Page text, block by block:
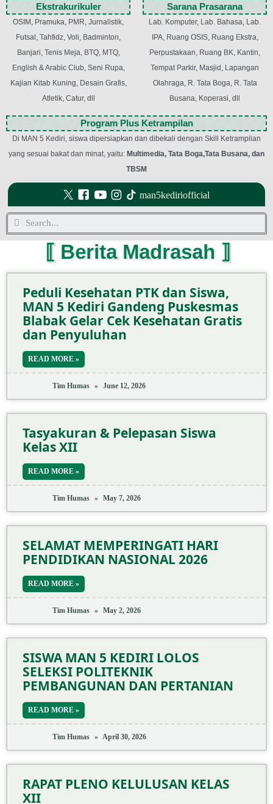
Ekstrakurikuler
OSIM, Pramuka, PMR, Jurnalistik,
Futsal, Tahfidz, Voli, Badminton,
Banjari, Tenis Meja, BTQ, MTQ,
English & Arabic Club, Seni Rupa,
Kajian Kitab Kuning, Desain Grafis,
Atletik, Catur, dll
Sarana Prasarana
Lab. Komputer, Lab. Bahasa, Lab.
IPA, Ruang OSIS, Ruang Ekstra,
Perpustakaan, Ruang BK, Kantin,
Tempat Parkir, Masjid, Lapangan
Olahraga, R. Tata Boga, R. Tata
Busana, Koperasi, dll
Program Plus Ketrampilan
Di MAN 5 Kediri, siswa dipersiapkan dan dibekali dengan Skill Ketrampilan
yang sesuai bakat dan minat, yaitu: Multimedia, Tata Boga,Tata Busana, dan
TBSM
man5kediriofficial
⟦ Berita Madrasah ⟧
Peduli Kesehatan PTK dan Siswa,
MAN 5 Kediri Gandeng Puskesmas
Blabak Gelar Cek Kesehatan Gratis
dan Penyuluhan
READ MORE »
Tim Humas June 12, 2026
Tasyakuran & Pelepasan Siswa
Kelas XII
READ MORE »
Tim Humas May 7, 2026
SELAMAT MEMPERINGATI HARI
PENDIDIKAN NASIONAL 2026
READ MORE »
Tim Humas May 2, 2026
SISWA MAN 5 KEDIRI LOLOS
SELEKSI POLITEKNIK
PEMBANGUNAN DAN PERTANIAN
READ MORE »
Tim Humas April 30, 2026
RAPAT PLENO KELULUSAN KELAS
XII